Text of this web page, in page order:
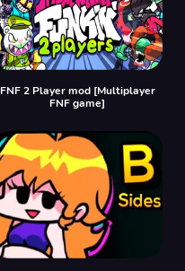
FNF 2 Player mod [Multiplayer
FNF game]